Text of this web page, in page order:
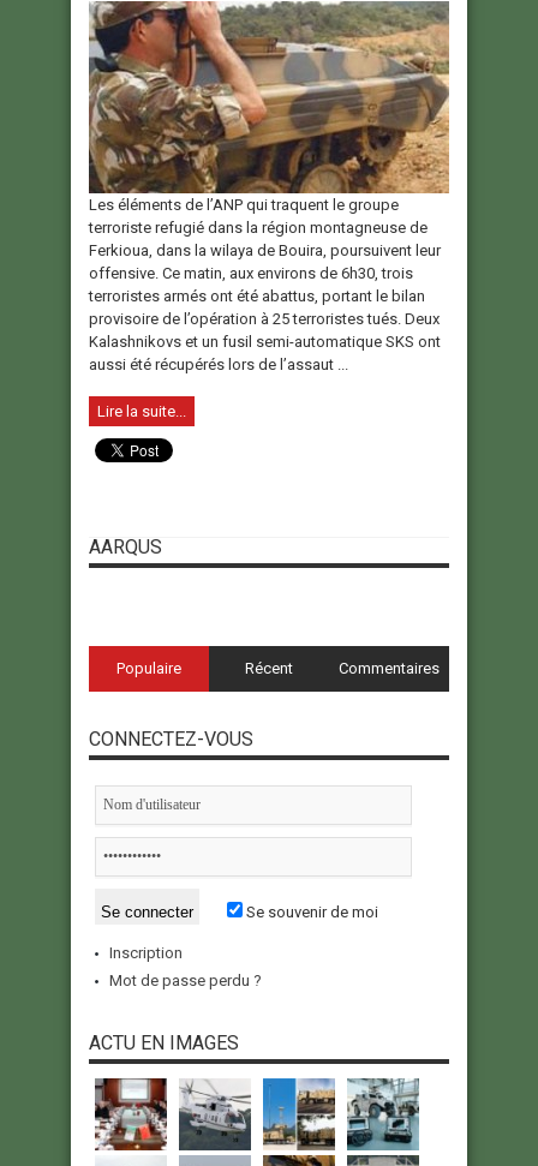
Les éléments de l’ANP qui traquent le groupe
terroriste refugié dans la région montagneuse de
Ferkioua, dans la wilaya de Bouira, poursuivent leur
offensive. Ce matin, aux environs de 6h30, trois
terroristes armés ont été abattus, portant le bilan
provisoire de l’opération à 25 terroristes tués. Deux
Kalashnikovs et un fusil semi-automatique SKS ont
aussi été récupérés lors de l’assaut ...
Lire la suite...
AARQUS
Populaire Récent Commentaires
CONNECTEZ-VOUS
Se souvenir de moi
Inscription
Mot de passe perdu ?
ACTU EN IMAGES